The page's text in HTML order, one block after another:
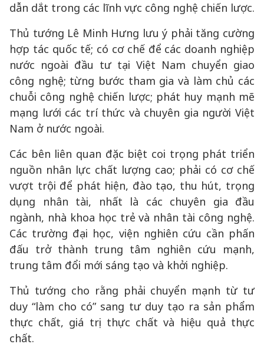
dẫn dắt trong các lĩnh vực công nghệ chiến lược.
Thủ tướng Lê Minh Hưng lưu ý phải tăng cường
hợp tác quốc tế; có cơ chế để các doanh nghiệp
nước ngoài đầu tư tại Việt Nam chuyển giao
công nghệ; từng bước tham gia và làm chủ các
chuỗi công nghệ chiến lược; phát huy mạnh mẽ
mạng lưới các trí thức và chuyên gia người Việt
Nam ở nước ngoài.
Các bên liên quan đặc biệt coi trọng phát triển
nguồn nhân lực chất lượng cao; phải có cơ chế
vượt trội để phát hiện, đào tạo, thu hút, trọng
dụng nhân tài, nhất là các chuyên gia đầu
ngành, nhà khoa học trẻ và nhân tài công nghệ.
Các trường đại học, viện nghiên cứu cần phấn
đấu trở thành trung tâm nghiên cứu mạnh,
trung tâm đổi mới sáng tạo và khởi nghiệp.
Thủ tướng cho rằng phải chuyển mạnh từ tư
duy “làm cho có” sang tư duy tạo ra sản phẩm
thực chất, giá trị thực chất và hiệu quả thực
chất.